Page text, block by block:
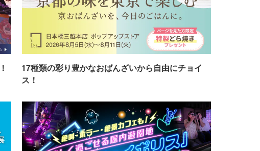
17種類の彩り豊かなおばんざいから自由にチョイ
ス！